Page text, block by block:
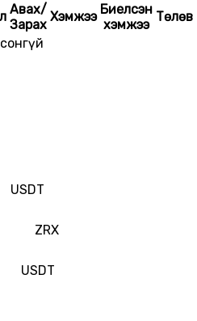
Авах/
Зарах
Хэмжээ Биелсэн
хэмжээ
Төлөв
USDT
ZRX
USDT